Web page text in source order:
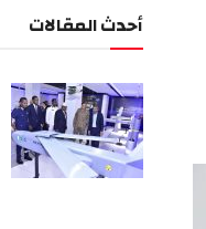
أحدث المقالات